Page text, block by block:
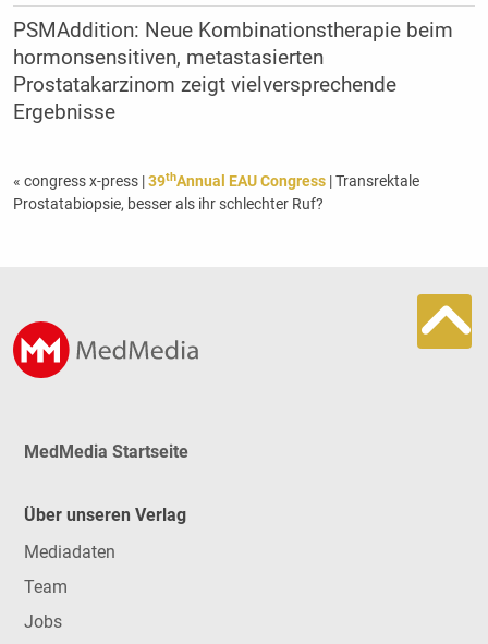
PSMAddition: Neue Kombinationstherapie beim
hormonsensitiven, metastasierten
Prostatakarzinom zeigt vielversprechende
Ergebnisse
« congress x-press |39thAnnual EAU Congress| Transrektale
Prostatabiopsie, besser als ihr schlechter Ruf?
MedMedia Startseite
Über unseren Verlag
Mediadaten
Team
Jobs